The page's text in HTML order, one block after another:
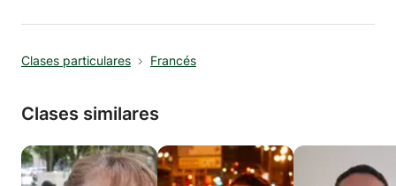
responder a sus necesidades y deseos con el
su proceso de aprendizaje. Principalmente
sigo la metodología de comunicación y
aprendizaje de acción para los cursos de
adultos y niños, pero soy flexible para adaptar
mis métodos de acuerdo a sus objetivos.
Clases particulares Francés
Clases similares